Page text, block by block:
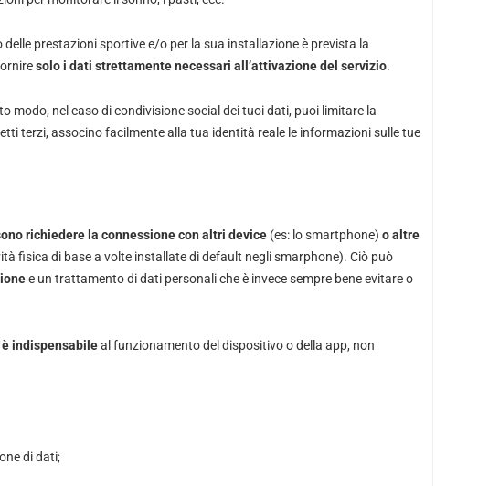
prestazioni sportive e/o per la sua installazione è prevista la
solo i dati strettamente necessari all’attivazione del servizio.
modo, nel caso di condivisione social dei tuoi dati, puoi limitare la
terzi, associno facilmente alla tua identità reale le informazioni sulle tue
richiedere la connessione con altri device(es: lo smartphone) o altre
fisica di base a volte installate di default negli smarphone). Ciò può
e un trattamento di dati personali che è invece sempre bene evitare o
indispensabileal funzionamento del dispositivo o della app, non
di dati;